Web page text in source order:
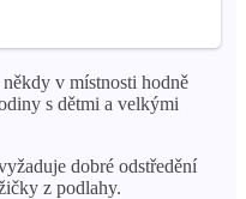
v místnosti hodně
s dětmi a velkými
dobré odstředění
z podlahy.